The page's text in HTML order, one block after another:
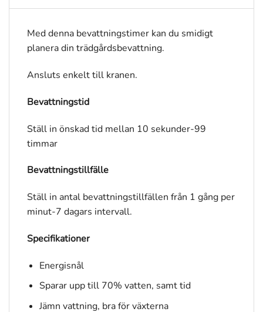
Med denna bevattningstimer kan du smidigt
planera din trädgårdsbevattning.
Ansluts enkelt till kranen.
Bevattningstid
Ställ in önskad tid mellan 10 sekunder-99
timmar
Bevattningstillfälle
Ställ in antal bevattningstillfällen från 1 gång per
minut-7 dagars intervall.
Specifikationer
Energisnål
Sparar upp till 70% vatten, samt tid
Jämn vattning, bra för växterna